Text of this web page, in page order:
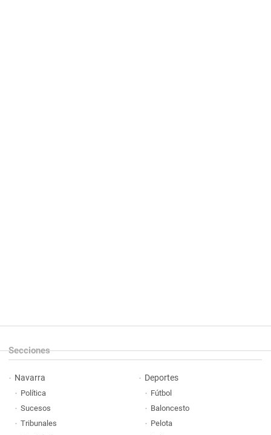
Secciones
Navarra
Política
Sucesos
Tribunales
Deportes
Fútbol
Baloncesto
Pelota